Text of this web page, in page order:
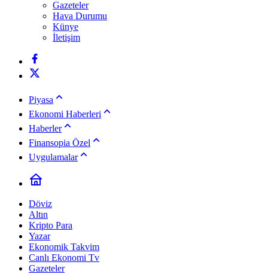
Gazeteler
Hava Durumu
Künye
İletişim
Piyasa
Ekonomi Haberleri
Haberler
Finansopia Özel
Uygulamalar
Döviz
Altın
Kripto Para
Yazar
Ekonomik Takvim
Canlı Ekonomi Tv
Gazeteler